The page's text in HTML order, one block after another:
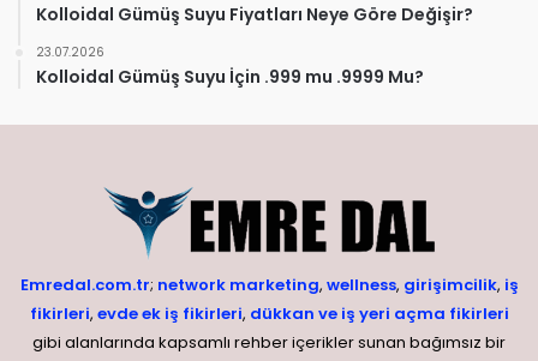
Kolloidal Gümüş Suyu Fiyatları Neye Göre Değişir?
23.07.2026
Kolloidal Gümüş Suyu İçin .999 mu .9999 Mu?
Emredal.com.tr; network marketing, wellness, girişimcilik, iş
fikirleri, evde ek iş fikirleri, dükkan ve iş yeri açma fikirleri
gibi alanlarında kapsamlı rehber içerikler sunan bağımsız bir